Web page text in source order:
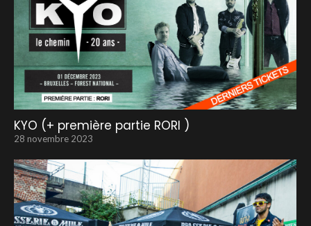
KYO (+ première partie RORI )
28 novembre 2023